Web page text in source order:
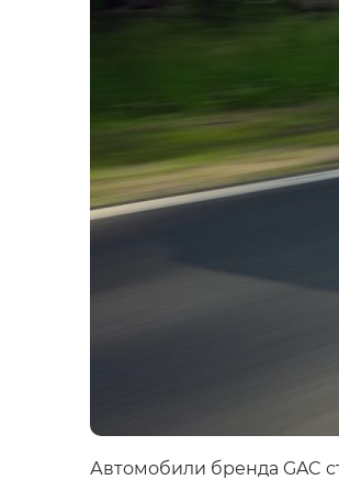
Автомобили бренда GAC